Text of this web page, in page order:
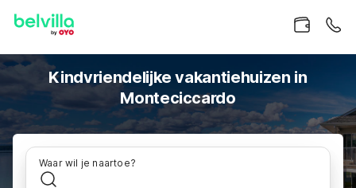
Kindvriendelijke vakantiehuizen in
Monteciccardo
Waar wil je naartoe?